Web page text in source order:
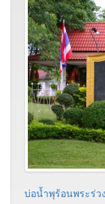
บ่อน้ำพุร้อนพระร่วง